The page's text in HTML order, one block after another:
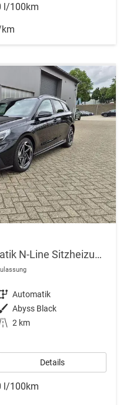
l/100km
1.6 T-GDI 150PS Automatik N-Line Sitzheizung Lenkradheizung Klimaautomatik Navi 10,3"-Touchscreen Bluelink Apple CarPlay + Android Auto PDC v+h Rückf.Kamera 18-LM
Getriebe Automatik
Außenfarbe Abyss Black
Kilometerstand 2 km
Details
l/100km